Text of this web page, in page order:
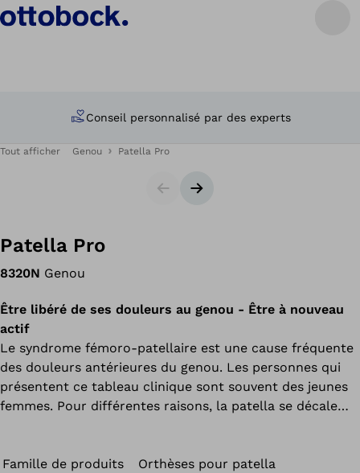
Conseil personnalisé par des experts
Tout afficher Genou Patella Pro
CarrouselBannière suivante
Patella Pro
8320N Genou
Être libéré de ses douleurs au genou - Être à nouveau
actif
Le syndrome fémoro-patellaire est une cause fréquente
des douleurs antérieures du genou. Les personnes qui
présentent ce tableau clinique sont souvent des jeunes
femmes. Pour différentes raisons, la patella se décale
Famille de produits
Orthèses pour patella